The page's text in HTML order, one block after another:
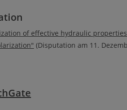
of effective hydraulic
(Disputation am 11.